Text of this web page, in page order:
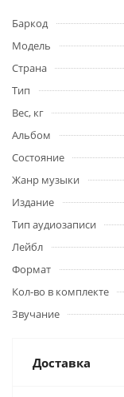
Баркод
Модель
Страна
Тип
Вес, кг
Альбом
Состояние
Жанр музыки
Издание
Тип аудиозаписи
Лейбл
Формат
Кол-во в комплекте
Звучание
Доставка